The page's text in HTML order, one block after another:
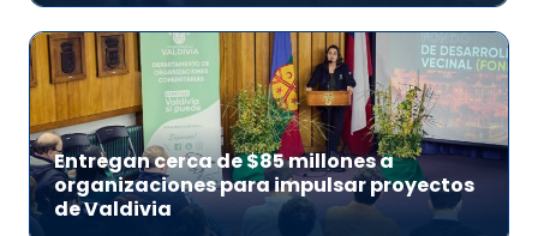
Entregan cerca de $85 millones a
organizaciones para impulsar proyectos
de Valdivia